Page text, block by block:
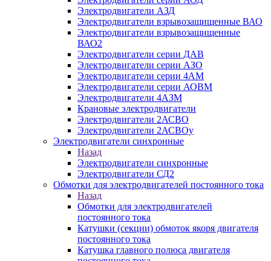
Электродвигатели АЗД
Электродвигатели взрывозащищенные ВАО
Электродвигатели взрывозащищенные
ВАО2
Электродвигатели серии ДАВ
Электродвигатели серии АЗО
Электродвигатели серии 4АМ
Электродвигатели серии АОВМ
Электродвигатели 4АЗМ
Крановые электродвигатели
Электродвигатели 2АСВО
Электродвигатели 2АСВОу
Электродвигатели синхронные
Назад
Электродвигатели синхронные
Электродвигатели СД2
Обмотки для электродвигателей постоянного тока
Назад
Обмотки для электродвигателей
постоянного тока
Катушки (секции) обмоток якоря двигателя
постоянного тока
Катушка главного полюса двигателя